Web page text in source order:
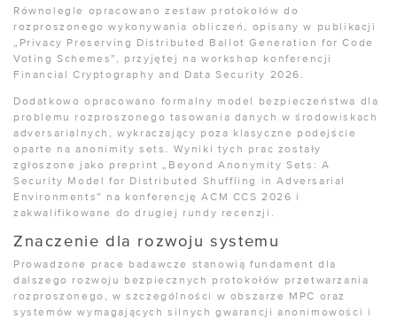
Równolegle opracowano zestaw protokołów do
rozproszonego wykonywania obliczeń, opisany w publikacji
„Privacy Preserving Distributed Ballot Generation for Code
Voting Schemes”, przyjętej na workshop konferencji
Financial Cryptography and Data Security 2026.
Dodatkowo opracowano formalny model bezpieczeństwa dla
problemu rozproszonego tasowania danych w środowiskach
adversarialnych, wykraczający poza klasyczne podejście
oparte na anonimity sets. Wyniki tych prac zostały
zgłoszone jako preprint „Beyond Anonymity Sets: A
Security Model for Distributed Shuffling in Adversarial
Environments” na konferencję ACM CCS 2026 i
zakwalifikowane do drugiej rundy recenzji.
Znaczenie dla rozwoju systemu
Prowadzone prace badawcze stanowią fundament dla
dalszego rozwoju bezpiecznych protokołów przetwarzania
rozproszonego, w szczególności w obszarze MPC oraz
systemów wymagających silnych gwarancji anonimowości i